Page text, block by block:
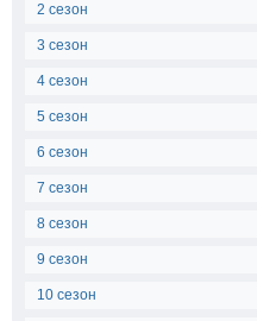
2 сезон
3 сезон
4 сезон
5 сезон
6 сезон
7 сезон
8 сезон
9 сезон
10 сезон